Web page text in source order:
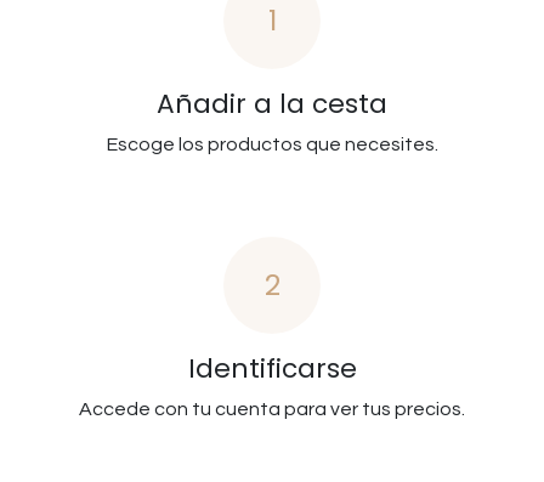
1
Añadir a la cesta
Escoge los productos que necesites.
2
Identificarse
Accede con tu cuenta para ver tus precios.